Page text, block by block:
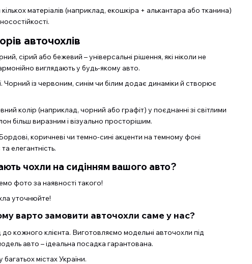
матеріалів (наприклад, екошкіра + алькантара або тканина)
авточохлів
сірий або бежевий – універсальні рішення, які ніколи не
виглядають у будь-якому авто.
Чорний із червоним, синім чи білим додає динаміки й створює
колір (наприклад, чорний або графіт) у поєднанні зі світлими
більш виразним і візуально просторішим.
коричневі чи темно-сині акценти на темному фоні
елегантність.
чохли на сидінням вашого авто?
фото за наявності такого!
уточнюйте!
варто замовити авточохли саме у нас?
до кожного клієнта. Виготовляємо модельні авточохли під
авто – ідеальна посадка гарантована.
містах України.